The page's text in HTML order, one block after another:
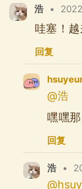
浩 •
哇塞！越
回复
@浩
嘿嘿那
回复
浩 •